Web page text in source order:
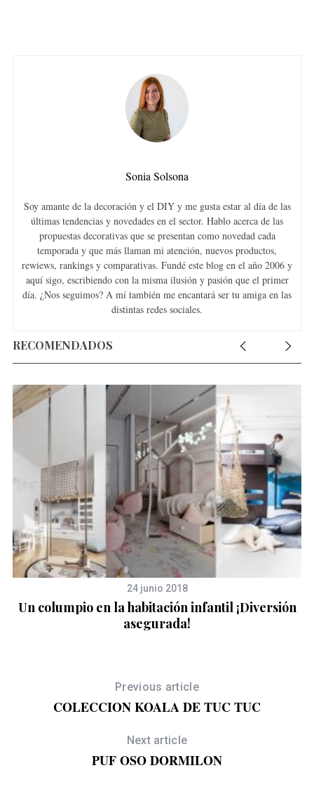
Sonia Solsona
Soy amante de la decoración y el DIY y me gusta estar al día de las
últimas tendencias y novedades en el sector. Hablo acerca de las
propuestas decorativas que se presentan como novedad cada
temporada y que más llaman mi atención, nuevos productos,
rewiews, rankings y comparativas. Fundé este blog en el año 2006 y
aquí sigo, escribiendo con la misma ilusión y pasión que el primer
día. ¿Nos seguimos? A mí también me encantará ser tu amiga en las
distintas redes sociales.
RECOMENDADOS
24 junio 2018
Un columpio en la habitación infantil ¡Diversión
asegurada!
Previous article
COLECCION KOALA DE TUC TUC
Next article
PUF OSO DORMILON